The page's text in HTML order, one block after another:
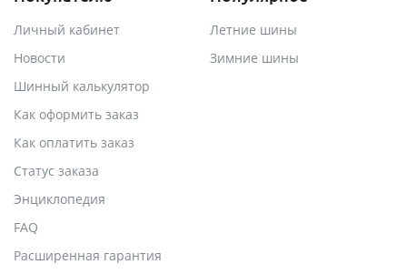
Личный кабинет
Новости
Шинный калькулятор
Как оформить заказ
Как оплатить заказ
Статус заказа
Энциклопедия
FAQ
Расширенная гарантия
Летние шины
Зимние шины